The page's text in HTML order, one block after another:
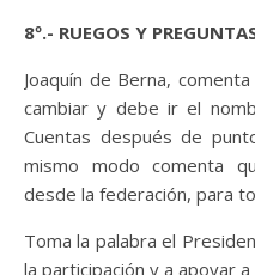
8º.- RUEGOS Y
Joaquín de Berna,
cambiar y debe ir el
Cuentas después de
mismo modo comenta
desde la federación, para
Toma la palabra el
la participación y a apoyar